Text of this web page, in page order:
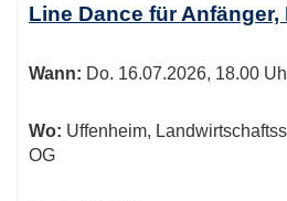
Line Dance für Anfänger,
Wann: Do. 16.07.2026, 18.00
Wo: Uffenheim,
OG